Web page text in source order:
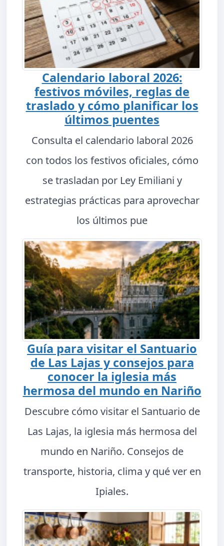
Calendario laboral 2026:
festivos móviles, reglas de
traslado y cómo planificar los
últimos puentes
Consulta el calendario laboral 2026
con todos los festivos oficiales, cómo
se trasladan por Ley Emiliani y
estrategias prácticas para aprovechar
los últimos pue
Guía para visitar el Santuario
de Las Lajas y consejos para
conocer la iglesia más
hermosa del mundo en Nariño
Descubre cómo visitar el Santuario de
Las Lajas, la iglesia más hermosa del
mundo en Nariño. Consejos de
transporte, historia, clima y qué ver en
Ipiales.